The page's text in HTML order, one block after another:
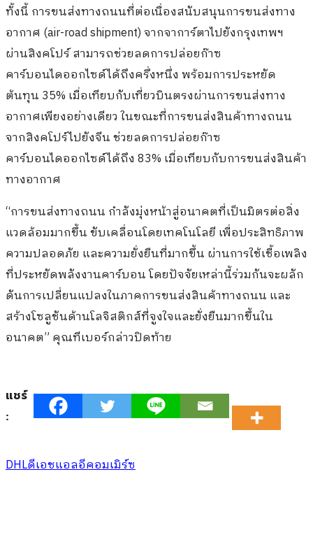
ทั้งนี้ การขนส่งทางถนนที่ต่อเนื่องสนับสนุนการขนส่งทาง
อากาศ (air-road shipment) จากจาการ์ตาไปยังกรุงเทพฯ
ผ่านสิงคโปร์ สามารถช่วยลดการปล่อยก๊าซ
คาร์บอนไดออกไซด์ได้ถึงครึ่งหนึ่ง พร้อมการประหยัด
ต้นทุน 35% เมื่อเทียบกับเที่ยวบินตรงผ่านการขนส่งทาง
อากาศเพียงอย่างเดียว ในขณะที่การขนส่งสินค้าทางถนน
จากสิงคโปร์ไปยังจีน ช่วยลดการปล่อยก๊าซ
คาร์บอนไดออกไซด์ได้ถึง 83% เมื่อเทียบกับการขนส่งสินค้า
ทางอากาศ
“การขนส่งทางถนน กำลังมุ่งหน้าสู่อนาคตที่เป็นมิตรต่อสิ่ง
แวดล้อมมากขึ้น ขับเคลื่อนโดยเทคโนโลยี เพื่อประสิทธิภาพ
ความปลอดภัย และความยั่งยืนที่มากขึ้น ผ่านการใช้เชื้อเพลิง
ที่ประหยัดพลังงานคาร์บอน โดยปัจจัยเหล่านี้ร่วมกันจะผลัก
ดันการเปลี่ยนแปลงในภาคการขนส่งสินค้าทางถนน และ
สร้างโซลูชันด้านโลจิสติกส์ที่จูงใจและยั่งยืนมากขึ้นใน
อนาคต” คุณทีเบอร์กล่าวปิดท้าย
แชร์
:
DHLดีเอชแอลอีคอมเมิร์ซ